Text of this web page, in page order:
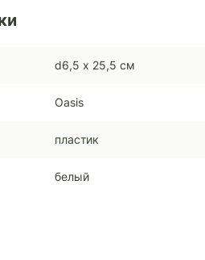
d6,5 х 25,5 см
Oasis
пластик
белый